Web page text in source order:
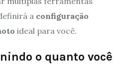
a configuração
ideal para você.
o quanto você